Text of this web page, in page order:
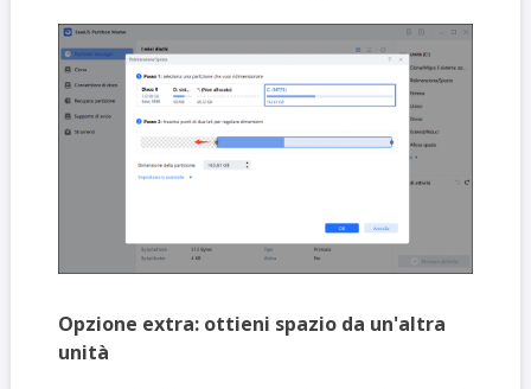
Opzione extra: ottieni spazio da un'altra
unità